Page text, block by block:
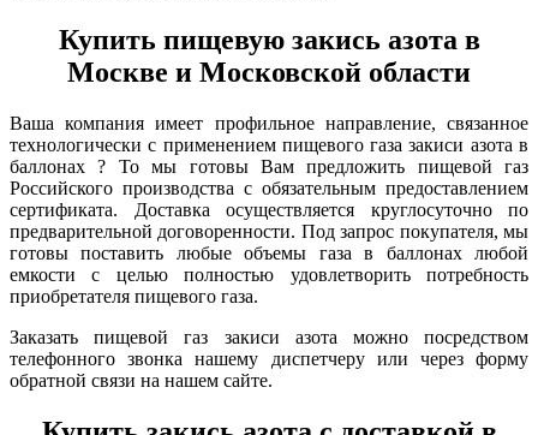
Купить пищевую закись азота в
Москве и Московской области
Ваша компания имеет профильное направление, связанное
технологически с применением пищевого газа закиси азота в
баллонах ? То мы готовы Вам предложить пищевой газ
Российского производства с обязательным предоставлением
сертификата. Доставка осуществляется круглосуточно по
предварительной договоренности. Под запрос покупателя, мы
готовы поставить любые объемы газа в баллонах любой
емкости с целью полностью удовлетворить потребность
приобретателя пищевого газа.
Заказать пищевой газ закиси азота можно посредством
телефонного звонка нашему диспетчеру или через форму
обратной связи на нашем сайте.